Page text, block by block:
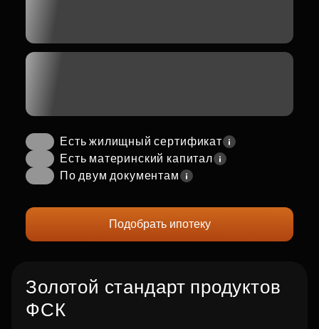
Есть жилищный сертификат
Есть материнский капитал
По двум документам
Подобрать ипотеку
Золотой стандарт продуктов
ФСК